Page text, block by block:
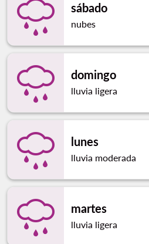
sábado
nubes
domingo
lluvia ligera
lunes
lluvia moderada
martes
lluvia ligera